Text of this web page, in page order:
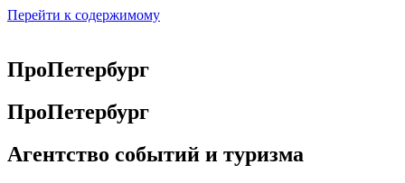
Перейти к содержимому
ПроПетербург
ПроПетербург
Агентство событий и туризма